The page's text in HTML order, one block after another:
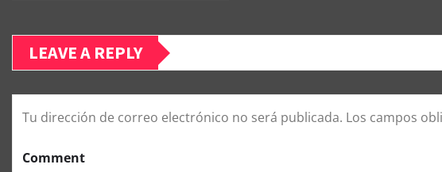
LEAVE A REPLY
Tu dirección de correo electrónico no será publicada. Los campos
Comment